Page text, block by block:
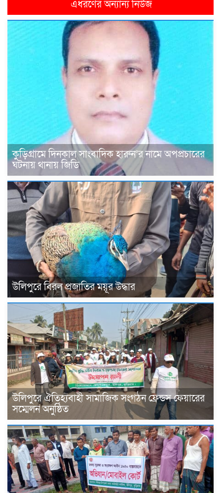
এধরণের অন্যান্য নিউজ
কুড়িগ্রামে দিনকাল সাংবাদিক হারুন’র নামে অপপ্রচারের
ঘটনায় থানায় জিডি
উলিপুরে বিরল প্রজাতির ময়ূর উদ্ধার
উলিপুরে ঐতিহ্যবাহী সামাজিক সংগঠন ফ্রেন্ডস ফেয়ারের
সম্মেলন অনুষ্ঠিত